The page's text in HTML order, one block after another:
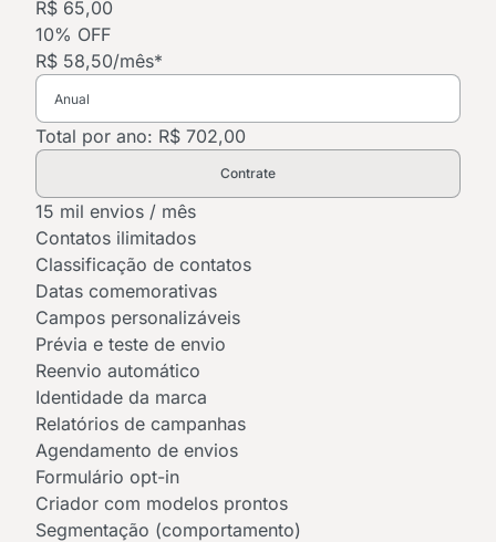
R$ 65,00
10% OFF
R$ 58,50/mês*
Total por ano: R$ 702,00
Contrate
15 mil envios / mês
Contatos ilimitados
Classificação de contatos
Datas comemorativas
Campos personalizáveis
Prévia e teste de envio
Reenvio automático
Identidade da marca
Relatórios de campanhas
Agendamento de envios
Formulário opt-in
Criador com modelos prontos
Segmentação (comportamento)